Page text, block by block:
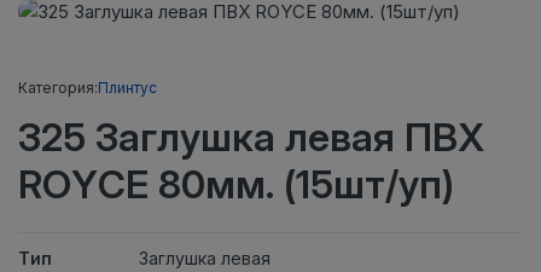
Категория:Плинтус
325 Заглушка левая ПВХ
ROYCE 80мм. (15шт/уп)
Тип
Заглушка левая